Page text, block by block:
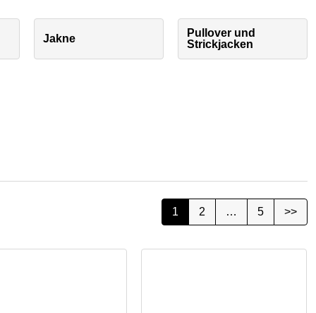
Jakne
Pullover und
Strickjacken
1 2 … 5 >>